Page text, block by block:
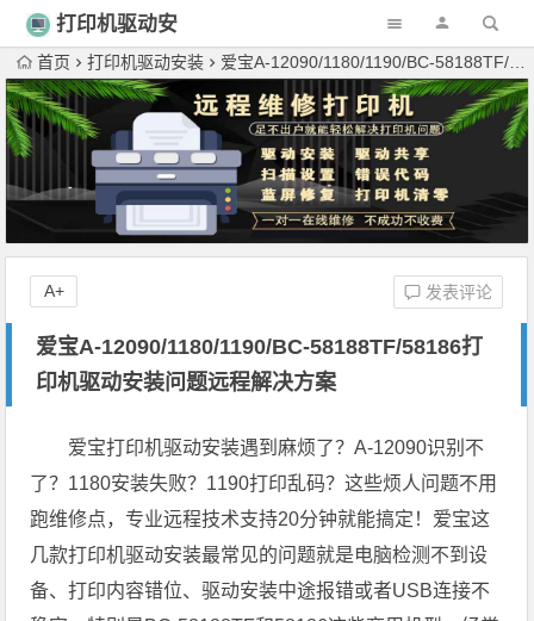
打印机驱动安
装首页 打印机驱动安装 爱宝A-12090/1180/1190/BC-58188TF/58186打印机驱动安装问题远程解决方案
爱宝A-12090/1180/1190/BC-58188TF/58186打
印机驱动安装问题远程解决方案
发表评论
A+
爱宝打印机驱动安装遇到麻烦了？A-12090识别不
了？1180安装失败？1190打印乱码？这些烦人问题不用
跑维修点，专业远程技术支持20分钟就能搞定！爱宝这
几款打印机驱动安装最常见的问题就是电脑检测不到设
备、打印内容错位、驱动安装中途报错或者USB连接不